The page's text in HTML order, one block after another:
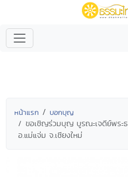
หน้าแรก บอกบุญ
ขอเชิญร่วมบุญ บูรณะเจดีย์พระ
อ.แม่แจ่ม จ.เชียงใหม่